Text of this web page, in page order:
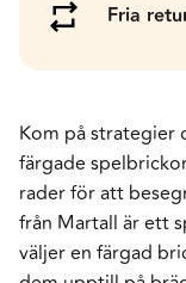
Fria
Kom på strategier
färgade
rader för att
från Martall är ett
väljer en färgad